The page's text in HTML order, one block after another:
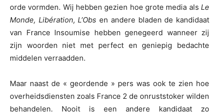
orde vormden. Wij hebben gezien hoe grote media als Le
Monde, Libération, L’Obsen andere bladen de kandidaat
van France Insoumise hebben genegeerd wanneer zij
zijn woorden niet met perfect en geniepig bedachte
middelen verraadden.
Maar naast de « geordende » pers was ook te zien hoe
overheidsdiensten zoals France 2 de onruststoker wilden
behandelen. Nooit is een andere kandidaat zo